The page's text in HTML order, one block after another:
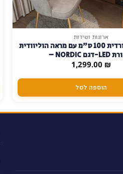
ארונות ושידות
שידת איפור נורדית 100 ס"מ עם מראה הוליוודית
ותאורת LED-דגם NORDIC –
משטח-שחור-אפור-זהב
1,299.00 ₪
הוספה לסל